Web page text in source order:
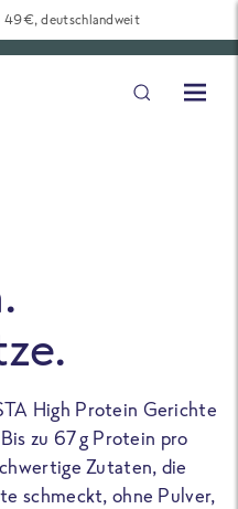
49€, deutschlandweit
High Protein Gerichte
zu 67 g Protein pro
Zutaten, die
schmeckt, ohne Pulver,